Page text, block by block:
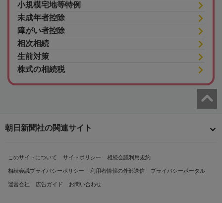
小規模宅地等特例
未成年者控除
障がい者控除
相次相続
生前対策
株式の相続税
朝日新聞社の関連サイト
このサイトについて サイトポリシー 相続会議利用規約
相続会議プライバシーポリシー 利用者情報の外部送信 プライバシーポータル
運営会社 広告ガイド お問い合わせ